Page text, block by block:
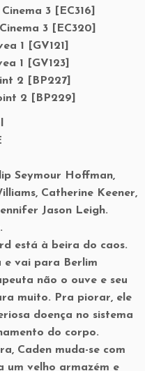
3 [EC316]
3 [EC320]
1 [GV121]
1 [GV123]
2 [BP227]
2 [BP229]
Seymour Hoffman,
Catherine Keener,
Jason Leigh.
está à beira do caos.
e vai para Berlim
não o ouve e seu
muito. Pra piorar, ele
doença no sistema
do corpo.
Caden muda-se com
um velho armazém e